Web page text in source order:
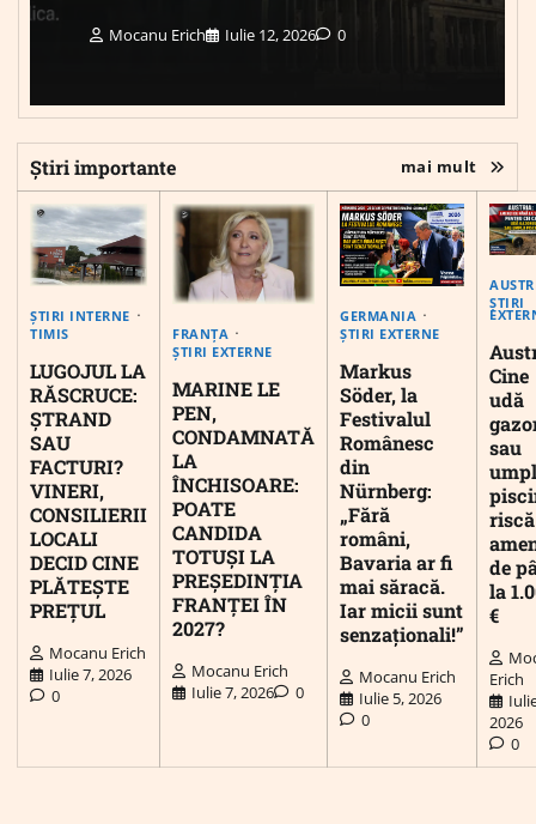
Mocanu Erich Iulie 12, 2026 0
Știri importante mai mult
ȘTIRI INTERNE
TIMIS
LUGOJUL LA
RĂSCRUCE:
ȘTRAND
SAU
FACTURI?
VINERI,
CONSILIERII
LOCALI
DECID CINE
PLĂTEȘTE
PREȚUL
Mocanu Erich
Iulie 7, 2026
0
FRANȚA
ȘTIRI EXTERNE
MARINE LE
PEN,
CONDAMNATĂ
LA
ÎNCHISOARE:
POATE
CANDIDA
TOTUȘI LA
PREȘEDINȚIA
FRANȚEI ÎN
2027?
Mocanu Erich
Iulie 7, 2026
0
GERMANIA
ȘTIRI EXTERNE
Markus
Söder, la
Festivalul
Românesc
din
Nürnberg:
„Fără
români,
Bavaria ar fi
mai săracă.
Iar micii sunt
senzaționali!”
Mocanu Erich
Iulie 5, 2026
0
ȘTIRI
Cine
udă
sau
riscă
de
la
€
Erich
2026
0